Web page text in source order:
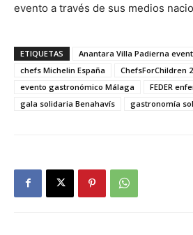
evento a través de sus medios
ETIQUETAS
Anantara Villa Padierna
chefs Michelin España
ChefsForChildren
evento gastronómico Málaga
FEDER
gala solidaria Benahavís
gastronomía